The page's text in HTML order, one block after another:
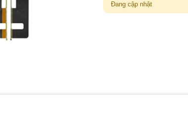
Đang cập nhật